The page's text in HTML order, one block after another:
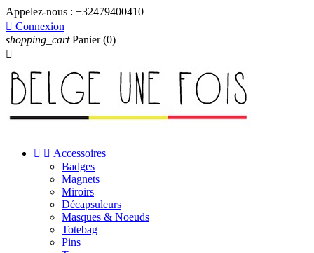
Appelez-nous : +32479400410
 Connexion
shopping_cart Panier (0)

  Accessoires
Badges
Magnets
Miroirs
Décapsuleurs
Masques & Noeuds
Totebag
Pins